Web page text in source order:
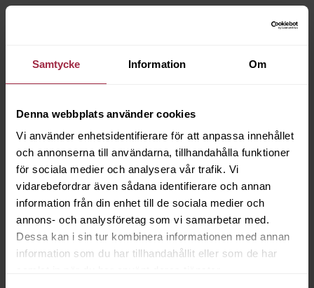
Samtycke Information Om
Denna webbplats använder cookies
Vi använder enhetsidentifierare för att anpassa innehållet
och annonserna till användarna, tillhandahålla funktioner
för sociala medier och analysera vår trafik. Vi
vidarebefordrar även sådana identifierare och annan
information från din enhet till de sociala medier och
annons- och analysföretag som vi samarbetar med.
Dessa kan i sin tur kombinera informationen med annan
information som du har tillhandahållit eller som de har